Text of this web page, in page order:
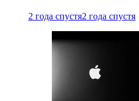
2 года спустя2 года спустя